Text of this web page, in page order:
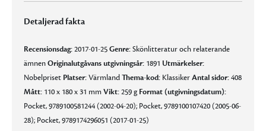
Detaljerad fakta
Recensionsdag:2017-01-25Genre:Skönlitteratur och relaterande
ämnenOriginalutgåvans utgivningsår: 1891 Utmärkelser:
Nobelpriset Platser:VärmlandThema-kod: KlassikerAntal sidor:408
Mått: 110 x 180 x 31 mmVikt:259 g Format (utgivningsdatum):
Pocket, 9789100581244 (2002-04-20); Pocket, 9789100107420 (2005-06-
28); Pocket, 9789174296051 (2017-01-25)